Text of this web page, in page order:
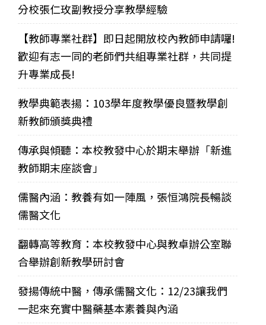
分校張仁玫副教授分享教學經驗
【教師專業社群】即日起開放校內教師申請囉!
歡迎有志一同的老師們共組專業社群，共同提
升專業成長!
教學典範表揚：103學年度教學優良暨教學創
新教師頒獎典禮
傳承與傾聽：本校教發中心於期末舉辦「新進
教師期末座談會」
儒醫內涵：教養有如一陣風，張恒鴻院長暢談
儒醫文化
翻轉高等教育：本校教發中心與教卓辦公室聯
合舉辦創新教學研討會
發揚傳統中醫，傳承儒醫文化：12/23讓我們
一起來充實中醫藥基本素養與內涵